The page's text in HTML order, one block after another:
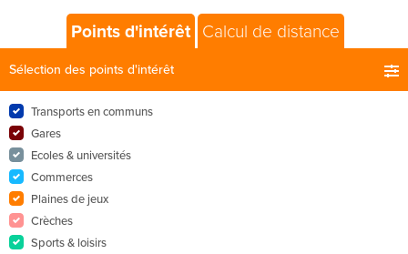
Points d'intérêt Calcul de distance
Sélection des points d'intérêt
Transports en communs
Gares
Ecoles & universités
Commerces
Plaines de jeux
Crèches
Sports & loisirs